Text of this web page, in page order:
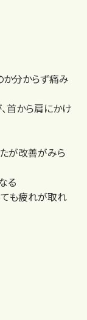
分からず痛み
首から肩にかけ
が改善がみら
る
も疲れが取れ